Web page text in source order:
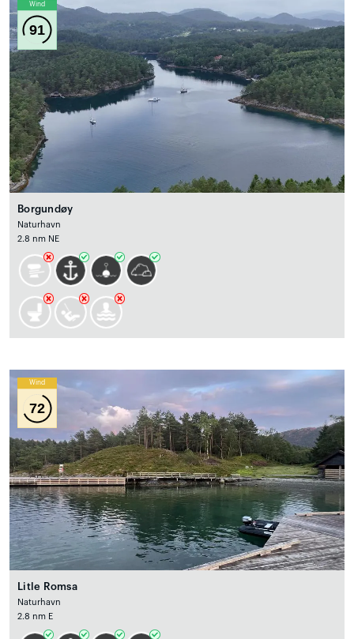
Wind
91
Borgundøy
Naturhavn
2.8 nm NE
Wind
72
Litle Romsa
Naturhavn
2.8 nm E